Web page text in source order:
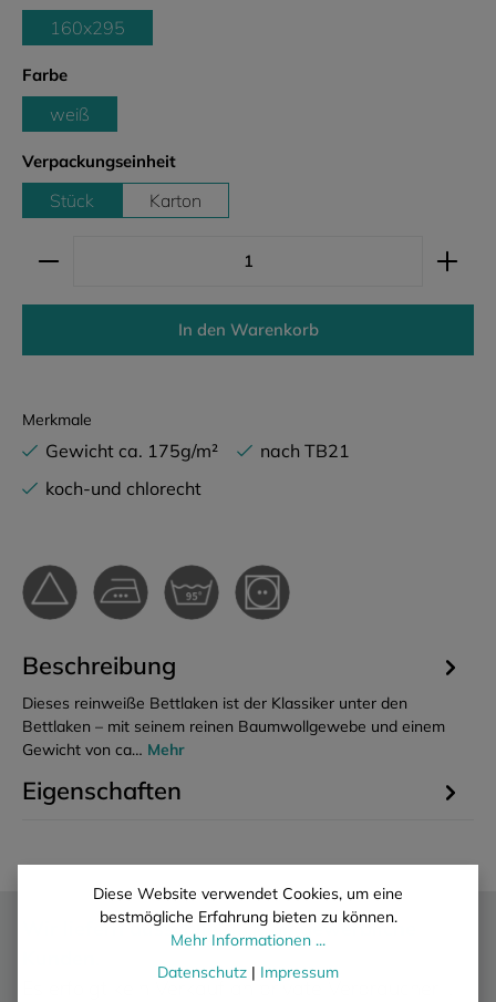
160x295
Farbeauswählen
weiß
Verpackungseinheitauswählen
Stück Karton
Produkt Anzahl: Gib den gewünschten Wert ein
In den Warenkorb
Merkmale
Gewicht ca. 175g/m²
nach TB21
koch-und chlorecht
Beschreibung
Dieses reinweiße Bettlaken ist der Klassiker unter den
Bettlaken – mit seinem reinen Baumwollgewebe und einem
Gewicht von ca… Mehr
Eigenschaften
Wir liefern ausschließlich an gewerbliche
Es erfolgt kein Verkauf an private Verbraucher i.
Diese Website verwendet Cookies, um eine
bestmögliche Erfahrung bieten zu können.
Mehr Informationen ...
Datenschutz | Impressum